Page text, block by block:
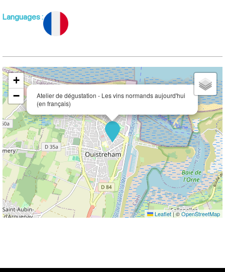
Languages:
Atelier de dégustation - Les vins normands aujourd'hui
(en français)
+
−
Leaflet|©OpenStreetMap